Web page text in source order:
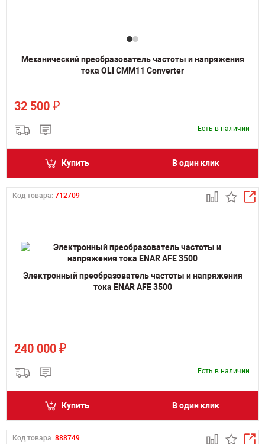
Механический преобразователь частоты и напряжения
тока OLI CMM11 Converter
32 500 ₽
Есть в наличии
Купить В один клик
Код товара: 712709
Электронный преобразователь частоты и напряжения
тока ENAR AFE 3500
240 000 ₽
Есть в наличии
Купить В один клик
Код товара: 888749